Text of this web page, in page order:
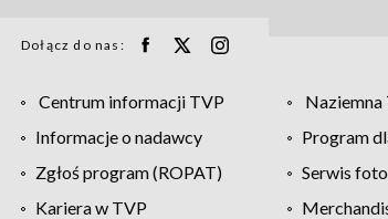
Dołącz do nas:
Centrum informacji TVP
Informacje o nadawcy
Program
Zgłoś program (ROPAT)
Serwis
Kariera w TVP